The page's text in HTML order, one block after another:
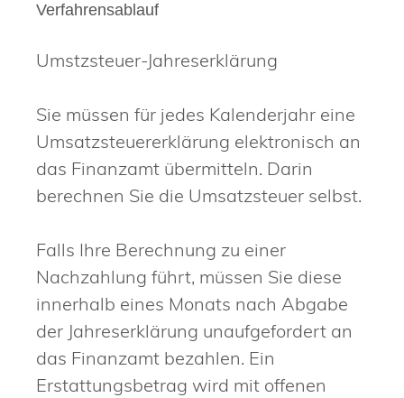
Verfahrensablauf
Umstzsteuer-Jahreserklärung
Sie müssen für jedes Kalenderjahr eine
Umsatzsteuererklärung elektronisch an
das Finanzamt übermitteln. Darin
berechnen Sie die Umsatzsteuer selbst.
Falls Ihre Berechnung zu einer
Nachzahlung führt, müssen Sie diese
innerhalb eines Monats nach Abgabe
der Jahreserklärung unaufgefordert an
das Finanzamt bezahlen. Ein
Erstattungsbetrag wird mit offenen